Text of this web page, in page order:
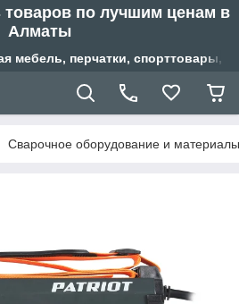
по лучшим ценам в
Алматы
мебель, перчатки,
Сварочное оборудование и материалы